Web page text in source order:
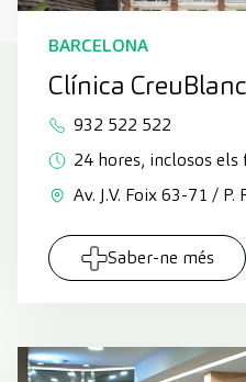
BARCELONA
Clínica
932 522 522
24 hores, inclosos els
Av. J.V. Foix 63-71 / P.
Saber-ne més